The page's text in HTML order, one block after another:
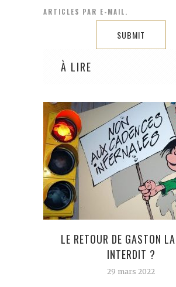
ARTICLES PAR E-MAIL.
À LIRE
LE RETOUR DE GASTON
INTERDIT ?
29 mars 2022